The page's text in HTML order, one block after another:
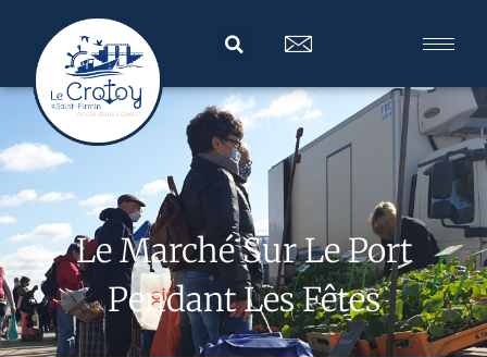
Le Marché Sur Le Port
Pendant Les Fêtes